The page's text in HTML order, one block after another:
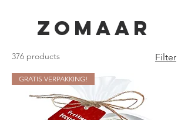
Zomaar
376 products Filter
GRATIS VERPAKKING!